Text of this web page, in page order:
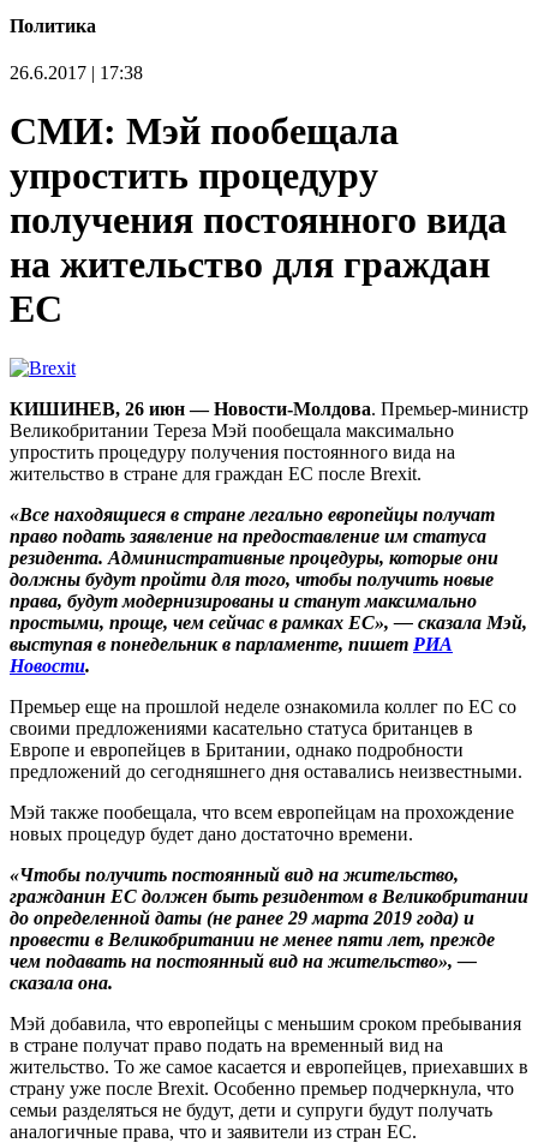
Политика
26.6.2017 | 17:38
СМИ: Мэй пообещала
упростить процедуру
получения постоянного вида
на жительство для граждан
ЕС
КИШИНЕВ, 26 июн — Новости-Молдова. Премьер-министр
Великобритании Тереза Мэй пообещала максимально
упростить процедуру получения постоянного вида на
жительство в стране для граждан ЕС после Brexit.
«Все находящиеся в стране легально европейцы получат
право подать заявление на предоставление им статуса
резидента. Административные процедуры, которые они
должны будут пройти для того, чтобы получить новые
права, будут модернизированы и станут максимально
простыми, проще, чем сейчас в рамках ЕС», — сказала Мэй,
выступая в понедельник в парламенте, пишет РИА
Новости.
Премьер еще на прошлой неделе ознакомила коллег по ЕС со
своими предложениями касательно статуса британцев в
Европе и европейцев в Британии, однако подробности
предложений до сегодняшнего дня оставались неизвестными.
Мэй также пообещала, что всем европейцам на прохождение
новых процедур будет дано достаточно времени.
«Чтобы получить постоянный вид на жительство,
гражданин ЕС должен быть резидентом в Великобритании
до определенной даты (не ранее 29 марта 2019 года) и
провести в Великобритании не менее пяти лет, прежде
чем подавать на постоянный вид на жительство», —
сказала она.
Мэй добавила, что европейцы с меньшим сроком пребывания
в стране получат право подать на временный вид на
жительство. То же самое касается и европейцев, приехавших в
страну уже после Brexit. Особенно премьер подчеркнула, что
семьи разделяться не будут, дети и супруги будут получать
аналогичные права, что и заявители из стран ЕС.